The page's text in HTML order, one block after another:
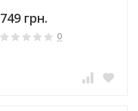
749 грн.
0